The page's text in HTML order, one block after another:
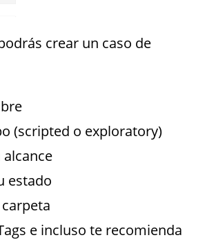
crear un caso de
(scripted o exploratory)
estado
e incluso te recomienda